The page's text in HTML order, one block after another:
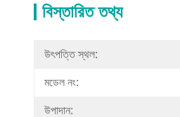
বিস্তারিত তথ্য
উৎপত্তি স্থল:
মডেল নং:
উপাদান: